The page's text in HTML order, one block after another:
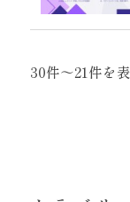
30件～21件を